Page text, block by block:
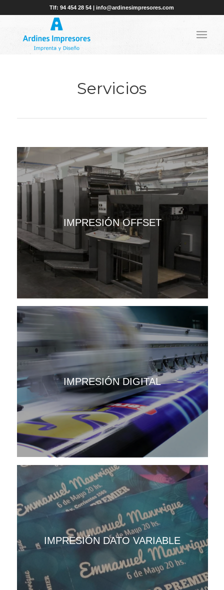
Tlf: 94 454 28 54 | info@ardinesimpresores.com
Servicios
IMPRESIÓN OFFSET
IMPRESIÓN DIGITAL
IMPRESIÓN DATO VARIABLE